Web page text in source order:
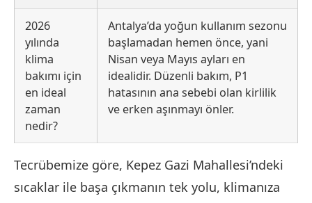
2026
yılında
klima
bakımı için
en ideal
zaman
nedir?
Antalya’da yoğun kullanım sezonu
başlamadan hemen önce, yani
Nisan veya Mayıs ayları en
idealidir. Düzenli bakım, P1
hatasının ana sebebi olan kirlilik
ve erken aşınmayı önler.
Tecrübemize göre, Kepez Gazi Mahallesi’ndeki
sıcaklar ile başa çıkmanın tek yolu, klimanıza